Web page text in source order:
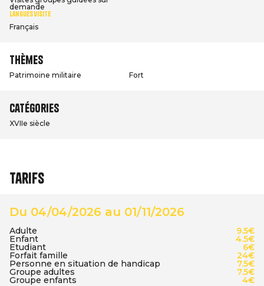
demande
Langues visite
Français
Thèmes
Patrimoine militaire Fort
Catégories
XVIIe siècle
Tarifs
Du 04/04/2026 au 01/11/2026
Adulte 9.5€
Enfant 4.5€
Etudiant 6€
Forfait famille 24€
Personne en situation de handicap 7.5€
Groupe adultes 7.5€
Groupe enfants 4€